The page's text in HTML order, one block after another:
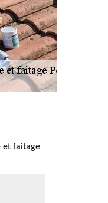
et faitage